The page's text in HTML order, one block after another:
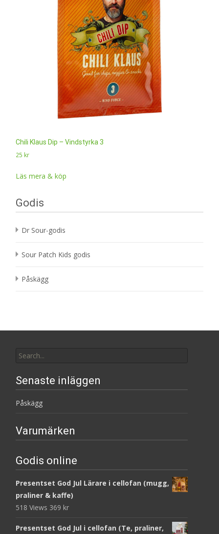
Chili Klaus Dip – Vindstyrka 3
25 kr
Läs mera & köp
Godis
Dr Sour-godis
Sour Patch Kids godis
Påskägg
for:
Senaste inläggen
Påskägg
Varumärken
Godis online
Presentset God Jul Lärare i cellofan (mugg,
praliner & kaffe)
518 Views 369 kr
Presentset God Jul i cellofan (Te, praliner,